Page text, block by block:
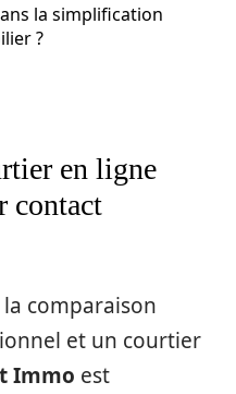
la simplification
?
en ligne
contact
comparaison
et un courtier
Immo est